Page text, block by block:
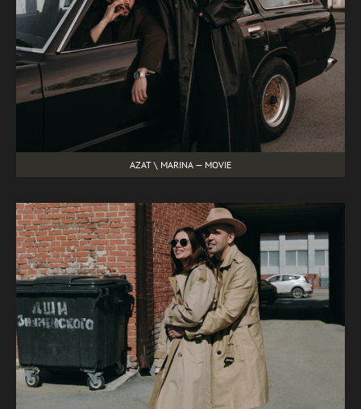
AZAT \ MARINA — MOVIE